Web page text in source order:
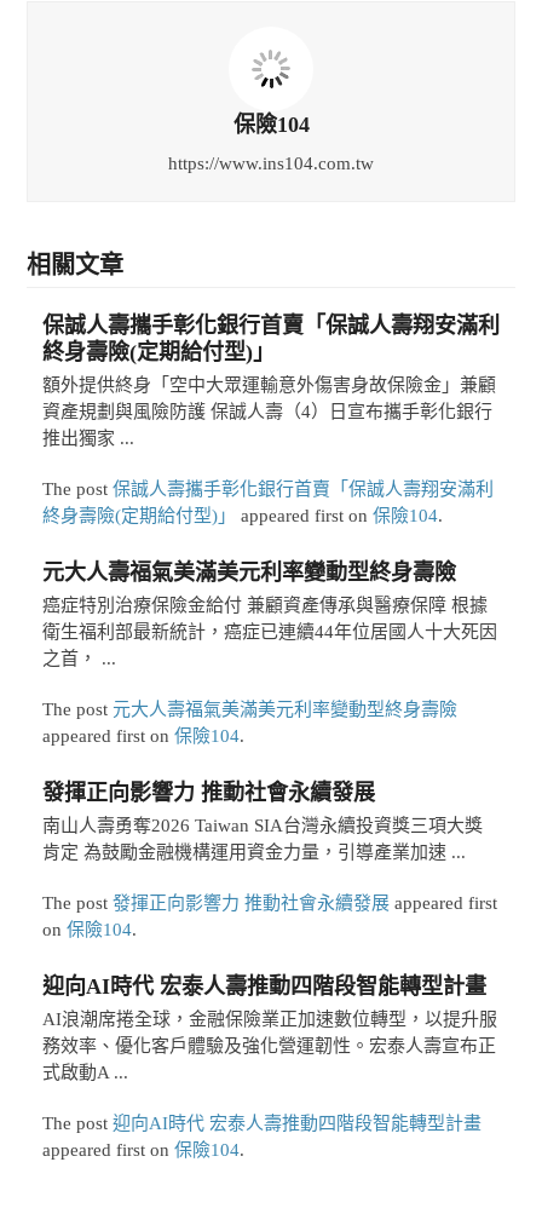
保險104
https://www.ins104.com.tw
相關文章
保誠人壽攜手彰化銀行首賣「保誠人壽翔安滿利
終身壽險(定期給付型)」
額外提供終身「空中大眾運輸意外傷害身故保險金」兼顧
資產規劃與風險防護 保誠人壽（4）日宣布攜手彰化銀行
推出獨家 ...
The post 保誠人壽攜手彰化銀行首賣「保誠人壽翔安滿利
終身壽險(定期給付型)」
appeared first on 保險104.
元大人壽福氣美滿美元利率變動型終身壽險
癌症特別治療保險金給付 兼顧資產傳承與醫療保障 根據
衛生福利部最新統計，癌症已連續44年位居國人十大死因
之首， ...
The post 元大人壽福氣美滿美元利率變動型終身壽險
appeared first on 保險104.
發揮正向影響力 推動社會永續發展
南山人壽勇奪2026 Taiwan SIA台灣永續投資獎三項大獎
肯定 為鼓勵金融機構運用資金力量，引導產業加速 ...
The post 發揮正向影響力 推動社會永續發展appeared first
on 保險104.
迎向AI時代 宏泰人壽推動四階段智能轉型計畫
AI浪潮席捲全球，金融保險業正加速數位轉型，以提升服
務效率、優化客戶體驗及強化營運韌性。宏泰人壽宣布正
式啟動A ...
The post 迎向AI時代 宏泰人壽推動四階段智能轉型計畫
appeared first on 保險104.